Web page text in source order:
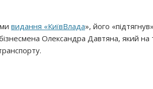
видання «КиївВлада», його
Олександра Давтяна, який